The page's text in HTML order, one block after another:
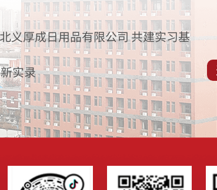
义厚成日用品有限公司 共建实习基
实录